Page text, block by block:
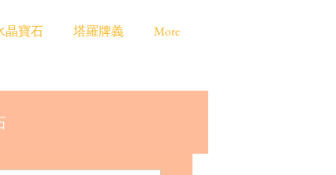
晶寶石 塔羅牌義 More